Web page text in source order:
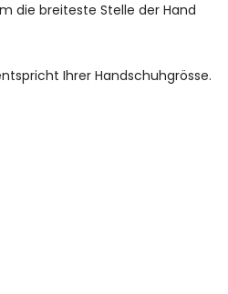
die breiteste Stelle der Hand
Ihrer Handschuhgrösse.